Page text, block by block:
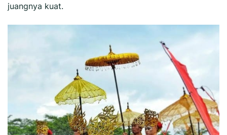
juangnya kuat.